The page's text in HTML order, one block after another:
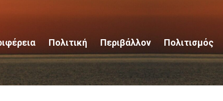
Πολιτική Περιβάλλον Πολιτισμός